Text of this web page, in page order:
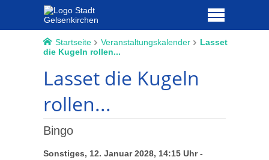
Startseite Veranstaltungskalender
Lasset
die Kugeln rollen...
Lasset die Kugeln
rollen...
Bingo
Sonstiges, 12. Januar 2028, 14:15 Uhr -